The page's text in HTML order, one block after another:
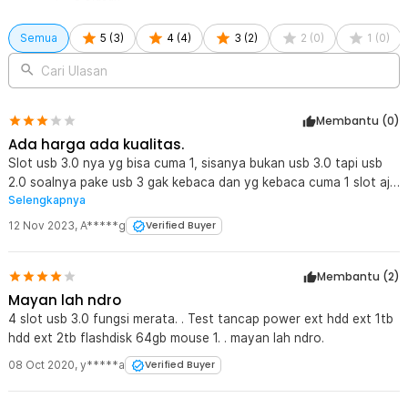
Semua 5 (3) 4 (4) 3 (2) 2 (0) 1 (0)
Cari Ulasan
Membantu (0)
Ada harga ada kualitas.
Slot usb 3.0 nya yg bisa cuma 1, sisanya bukan usb 3.0 tapi usb
2.0 soalnya pake usb 3 gak kebaca dan yg kebaca cuma 1 slot aja.
Tapi sisa bisa konek selain usb 3.0
Selengkapnya
12 Nov 2023, A*****g Verified Buyer
Membantu (2)
Mayan lah ndro
4 slot usb 3.0 fungsi merata. . Test tancap power ext hdd ext 1tb
hdd ext 2tb flashdisk 64gb mouse 1. . mayan lah ndro.
08 Oct 2020, y*****a Verified Buyer